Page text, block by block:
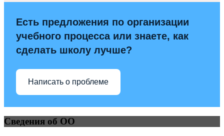
Есть предложения по организации
учебного процесса или знаете, как
сделать школу лучше?
Написать о проблеме
Сведения об ОО